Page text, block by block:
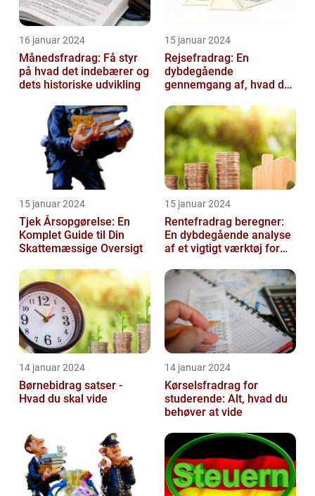
16 januar 2024
Månedsfradrag: Få styr
på hvad det indebærer og
dets historiske udvikling
15 januar 2024
Rejsefradrag: En
dybdegående
gennemgang af, hvad du
15 januar 2024
Tjek Årsopgørelse: En
Komplet Guide til Din
Skattemæssige Oversigt
15 januar 2024
Rentefradrag beregner:
En dybdegående analyse
af et vigtigt værktøj for
14 januar 2024
Børnebidrag satser -
Hvad du skal vide
14 januar 2024
Kørselsfradrag for
studerende: Alt, hvad du
behøver at vide